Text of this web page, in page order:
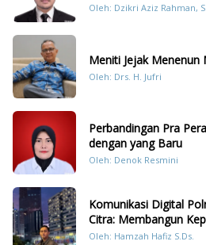
Oleh: Dzikri Aziz Rahman,
Meniti Jejak Menenun
Oleh: Drs. H. Jufri
Perbandingan Pra
dengan yang Baru
Oleh: Denok Resmini
Komunikasi Digital
Citra: Membangun
Konten Humanis
Oleh: Hamzah Hafiz S.Ds.